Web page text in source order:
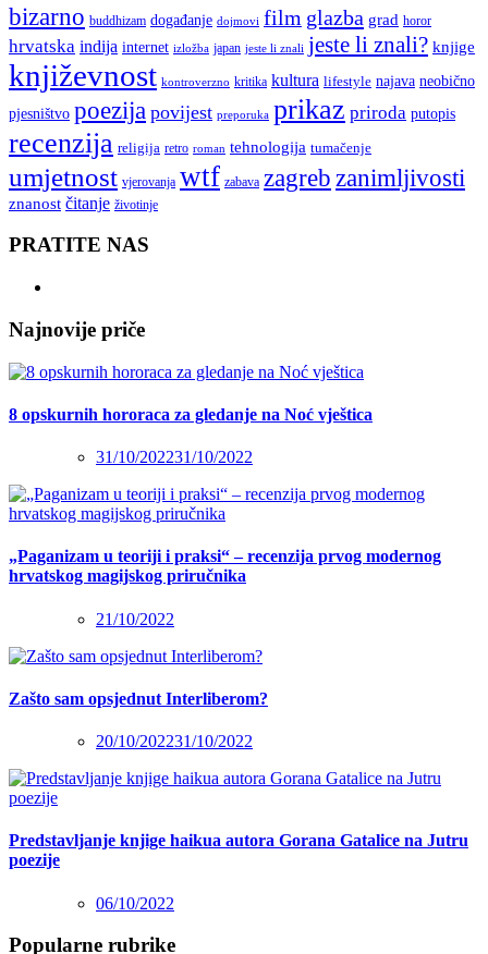
bizarno buddhizam događanje dojmovi film glazba grad horor
hrvatska indija internet izložba japan jeste li znali jeste li znali? knjige
književnost kontroverzno kritika kultura lifestyle najava neobično
pjesništvo poezija povijest preporuka prikaz priroda putopis
recenzija religija retro roman tehnologija tumačenje
umjetnost vjerovanja wtf zabava zagreb zanimljivosti
znanost čitanje životinje
PRATITE NAS
Najnovije priče
8 opskurnih hororaca za gledanje na Noć vještica
31/10/202231/10/2022
„Paganizam u teoriji i praksi“ – recenzija prvog modernog
hrvatskog magijskog priručnika
21/10/2022
Zašto sam opsjednut Interliberom?
20/10/202231/10/2022
Predstavljanje knjige haikua autora Gorana Gatalice na Jutru
poezije
06/10/2022
Popularne rubrike